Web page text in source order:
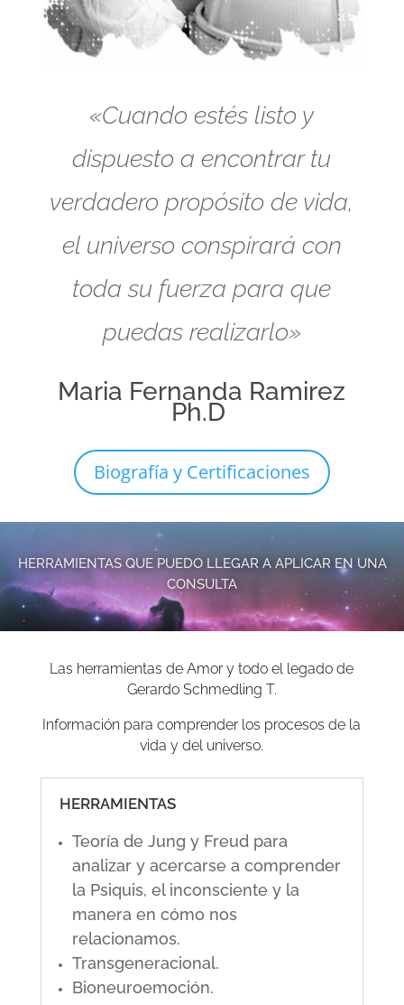
«Cuando estés listo y
dispuesto a encontrar tu
verdadero propósito de vida,
el universo conspirará con
toda su fuerza para que
puedas realizarlo»
Maria Fernanda Ramirez
Ph.D
Biografía y Certificaciones
HERRAMIENTAS QUE PUEDO LLEGAR A APLICAR EN UNA
CONSULTA
Las herramientas de Amor y todo el legado de
Gerardo Schmedling T.
Información para comprender los procesos de la
vida y del universo.
HERRAMIENTAS
Teoría de Jung y Freud para
analizar y acercarse a comprender
la Psiquis, el inconsciente y la
manera en cómo nos
relacionamos.
Transgeneracional.
Bioneuroemoción.